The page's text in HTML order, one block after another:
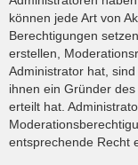
können jede Art von
Berechtigungen
erstellen,
Administrator hat,
ihnen ein Gründer
erteilt hat.
entsprechende Recht